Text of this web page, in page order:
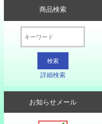
商品検索
詳細検索
お知らせメール